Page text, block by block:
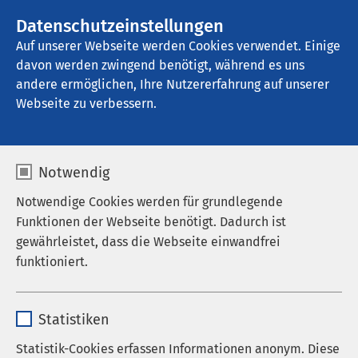
Datenschutzeinstellungen
Auf unserer Webseite werden Cookies verwendet. Einige
davon werden zwingend benötigt, während es uns
andere ermöglichen, Ihre Nutzererfahrung auf unserer
Webseite zu verbessern.
Notwendig
Notwendige Cookies werden für grundlegende
Funktionen der Webseite benötigt. Dadurch ist
gewährleistet, dass die Webseite einwandfrei
funktioniert.
Anbieter sgalinski
Statistiken
Statistik-Cookies erfassen Informationen anonym. Diese
AMEOS Klinikum St. Clemens Oberhausen
Interdisziplinäre
Intensivstation